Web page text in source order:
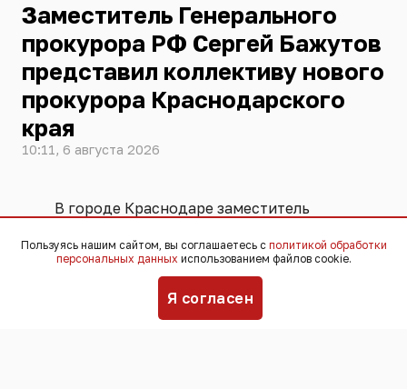
Заместитель Генерального
прокурора РФ Сергей Бажутов
представил коллективу нового
прокурора Краснодарского
края
10:11, 6 августа 2026
В городе Краснодаре заместитель
представил коллективу прокуратуры и
руководителям органов власти нового
прокурора Краснодарского края
Виктора Винецкого, назначенного на
Пользуясь нашим сайтом, вы соглашаетесь с политикой обработки
персональных данных использованием файлов cookie.
Я согласен